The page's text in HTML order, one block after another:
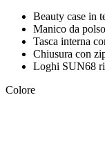
Beauty case in
Manico da polso
Tasca interna
Chiusura con
Loghi SUN68
Colore